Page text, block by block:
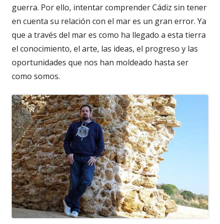
guerra. Por ello, intentar comprender Cádiz sin tener
en cuenta su relación con el mar es un gran error. Ya
que a través del mar es como ha llegado a esta tierra
el conocimiento, el arte, las ideas, el progreso y las
oportunidades que nos han moldeado hasta ser
como somos.